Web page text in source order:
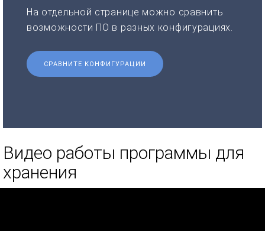
На отдельной странице можно сравнить
возможности ПО в разных конфигурациях.
СРАВНИТЕ КОНФИГУРАЦИИ
Видео работы программы для
хранения